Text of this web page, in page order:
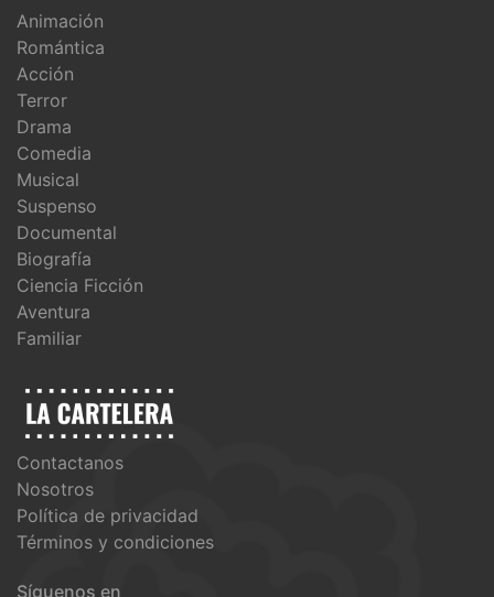
Animación
Romántica
Acción
Terror
Drama
Comedia
Musical
Suspenso
Documental
Biografía
Ciencia Ficción
Aventura
Familiar
Contactanos
Nosotros
Política de privacidad
Términos y condiciones
Síguenos en